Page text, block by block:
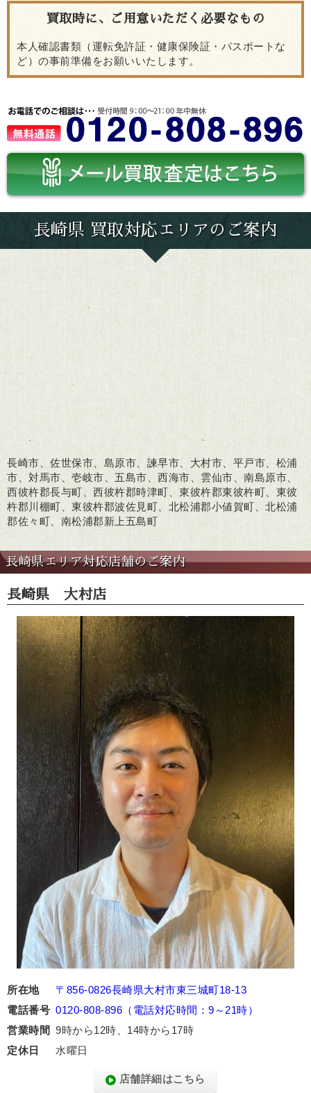
買取時に、ご用意いただく必要なもの
本人確認書類（運転免許証・健康保険証・パスポートな
ど）の事前準備をお願いいたします。
長崎県 買取対応エリアのご案内
長崎市、佐世保市、島原市、諫早市、大村市、平戸市、松浦
市、対馬市、壱岐市、五島市、西海市、雲仙市、南島原市、
西彼杵郡長与町、西彼杵郡時津町、東彼杵郡東彼杵町、東彼
杵郡川棚町、東彼杵郡波佐見町、北松浦郡小値賀町、北松浦
郡佐々町、南松浦郡新上五島町
長崎県エリア対応店舗のご案内
長崎県 大村店
所在地
〒856-0826長崎県大村市東三城町18-13
電話番号 0120-808-896（電話対応時間：9～21時）
営業時間 9時から12時、14時から17時
定休日
水曜日
店舗詳細はこちら